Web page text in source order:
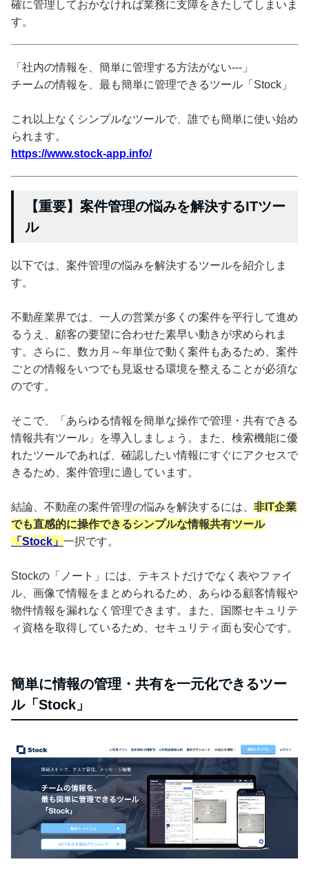
確に管理しておかなければ業務に支障をきたしてしまいま
す。
「社内の情報を、簡単に管理する方法がない---」
チームの情報を、最も簡単に管理できるツール「Stock」
これ以上なくシンプルなツールで、誰でも簡単に使い始め
られます。
https://www.stock-app.info/
【重要】案件管理の悩みを解決するITツー
ル
以下では、案件管理の悩みを解決するツールを紹介しま
す。
不動産業界では、一人の営業が多くの案件を平行して進め
るうえ、顧客の要望に合わせた素早い動きが求められま
す。さらに、数カ月～年単位で動く案件もあるため、案件
ごとの情報をいつでも見返せる環境を整えることが必須な
のです。
そこで、「あらゆる情報を簡単な操作で管理・共有できる
情報共有ツール」を導入しましょう。また、検索機能に優
れたツールであれば、確認したい情報にすぐにアクセスで
きるため、案件管理に適しています。
結論、不動産の案件管理の悩みを解決するには、 非IT企業
でも直感的に操作できるシンプルな情報共有ツール
「Stock」 一択です。
Stockの「ノート」には、テキストだけでなく表やファイ
ル、画像で情報をまとめられるため、あらゆる顧客情報や
物件情報を漏れなく管理できます。また、国際セキュリテ
ィ資格を取得しているため、セキュリティ面も安心です。
簡単に情報の管理・共有を一元化できるツー
ル「Stock」